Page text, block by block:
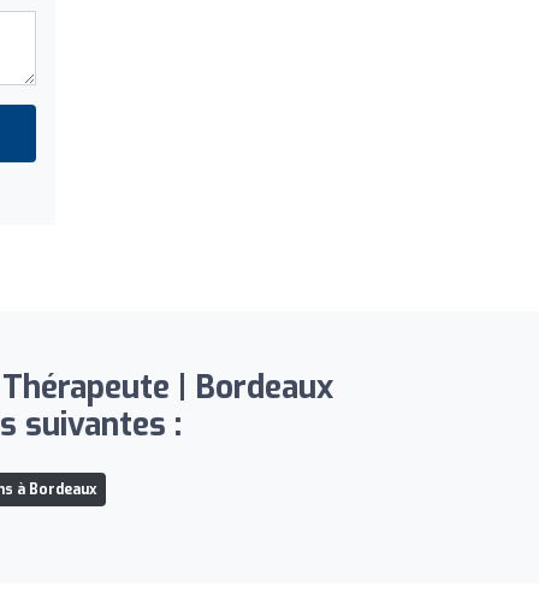
| Bordeaux
suivantes :
à Bordeaux